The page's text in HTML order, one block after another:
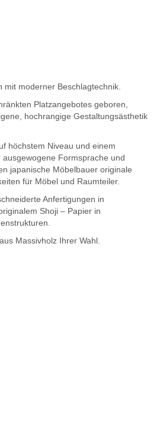
mit moderner Beschlagtechnik.
Platzangebotes geboren,
hochrangige Gestaltungsästhetik
höchstem Niveau und einem
Formsprache und
japanische Möbelbauer originale
für Möbel und Raumteiler.
Anfertigungen in
Shoji – Papier in
Massivholz Ihrer Wahl.